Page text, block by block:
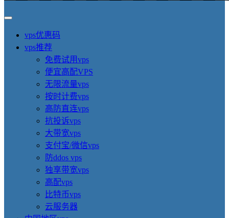
vps优惠码
vps推荐
免费试用vps
便宜高配VPS
无限流量vps
按时计费vps
高防直连vps
抗投诉vps
大带宽vps
支付宝/微信vps
防ddos vps
独享带宽vps
高配vps
比特币vps
云服务器